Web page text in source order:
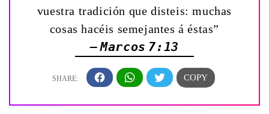
vuestra tradición que disteis: muchas
cosas hacéis semejantes á éstas”
— Marcos 7:13